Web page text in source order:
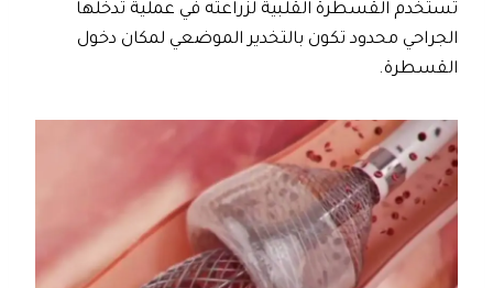
تستخدم القسطرة القلبية لزراعته في عملية تدخلها
الجراحي محدود تكون بالتخدير الموضعي لمكان دخول
القسطرة.